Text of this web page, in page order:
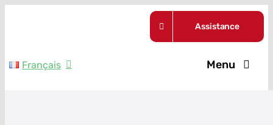
Assistance
Français Menu